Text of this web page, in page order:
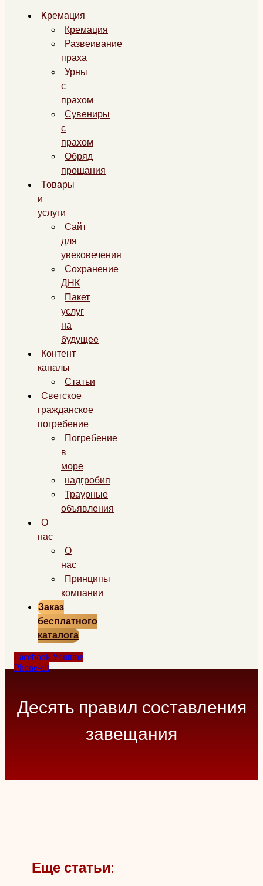
Kремация
Кремация
Развеивание
праха
Урны
с
прахом
Сувениры
с
прахом
Обряд
прощания
Товары
и
услуги
Сайт
для
увековечения
Сохранение
ДНК
Пакет
услуг
на
будущее
Контент
каналы
Статьи
Светское
гражданское
погребение
Погребение
в
море
надгробия
Траурные
объявления
О
нас
О
нас
Принципы
компании
Заказ
бесплатного
каталога
FacebookYoutube
Phone-alt
Десять правил составления
завещания
Еще статьи: